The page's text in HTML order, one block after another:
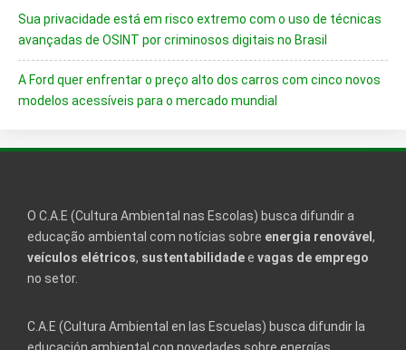
Sua privacidade está em risco extremo com o uso de técnicas
avançadas de OSINT por criminosos digitais no Brasil
A Ford quer enfrentar o preço alto dos carros com cinco novos
modelos acessíveis para o mercado mundial
O C.A.E (Cultura Ambiental nas Escolas) busca difundir a
educação ambiental com notícias sobre energia renovável ,
veículos elétricos, sustentabilidadee vagas de emprego
no setor.
C.A.E (Cultura Ambiental en las Escuelas) busca difundir la